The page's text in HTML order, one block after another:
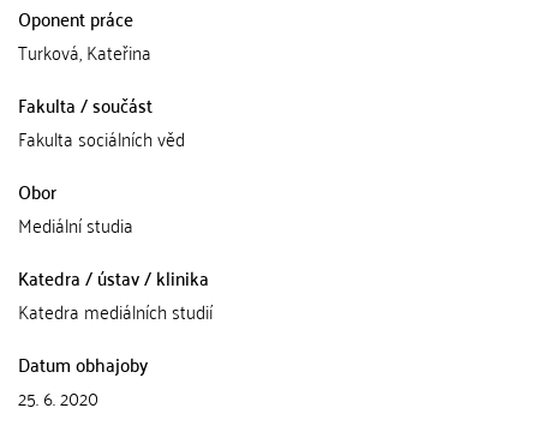
Oponent práce
Turková, Kateřina
Fakulta / součást
Fakulta sociálních věd
Obor
Mediální studia
Katedra / ústav / klinika
Katedra mediálních studií
Datum obhajoby
25. 6. 2020